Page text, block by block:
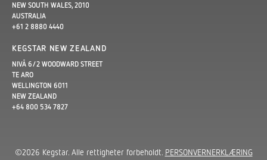
NEW SOUTH WALES, 2010
AUSTRALIA
+61 2 8880 4440
KEGSTAR NEW ZEALAND
NIVÅ 6/2 WOODWARD STREET
TE ARO
WELLINGTON 6011
NEW ZEALAND
+64 800 534 7827
©2026 Kegstar. Alle rettigheter forbeholdt. PERSONVERNERKLÆRING